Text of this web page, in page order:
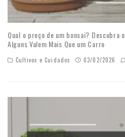
Qual o preço de um bonsai? Descubra
Alguns Valem Mais Que um Carro
Cultivos e Cuidados 03/02/2026